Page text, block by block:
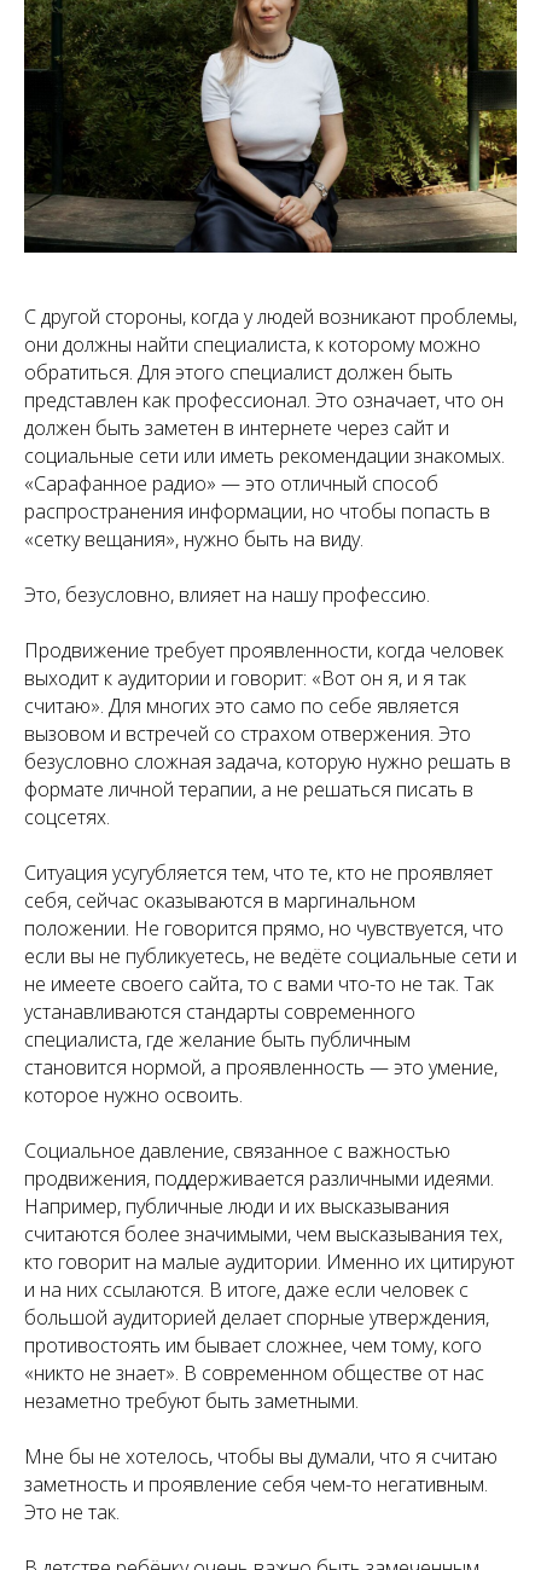
С другой стороны, когда у людей возникают проблемы,
они должны найти специалиста, к которому можно
обратиться. Для этого специалист должен быть
представлен как профессионал. Это означает, что он
должен быть заметен в интернете через сайт и
социальные сети или иметь рекомендации знакомых.
«Сарафанное радио» — это отличный способ
распространения информации, но чтобы попасть в
«сетку вещания», нужно быть на виду.
Это, безусловно, влияет на нашу профессию.
Продвижение требует проявленности, когда человек
выходит к аудитории и говорит: «Вот он я, и я так
считаю». Для многих это само по себе является
вызовом и встречей со страхом отвержения. Это
безусловно сложная задача, которую нужно решать в
формате личной терапии, а не решаться писать в
соцсетях.
Ситуация усугубляется тем, что те, кто не проявляет
себя, сейчас оказываются в маргинальном
положении. Не говорится прямо, но чувствуется, что
если вы не публикуетесь, не ведёте социальные сети и
не имеете своего сайта, то с вами что-то не так. Так
устанавливаются стандарты современного
специалиста, где желание быть публичным
становится нормой, а проявленность — это умение,
которое нужно освоить.
Социальное давление, связанное с важностью
продвижения, поддерживается различными идеями.
Например, публичные люди и их высказывания
считаются более значимыми, чем высказывания тех,
кто говорит на малые аудитории. Именно их цитируют
и на них ссылаются. В итоге, даже если человек с
большой аудиторией делает спорные утверждения,
противостоять им бывает сложнее, чем тому, кого
«никто не знает». В современном обществе от нас
незаметно требуют быть заметными.
Мне бы не хотелось, чтобы вы думали, что я считаю
заметность и проявление себя чем-то негативным.
Это не так.